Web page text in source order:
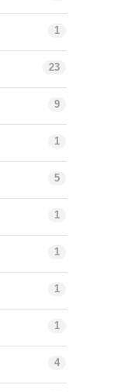
1
23
9
1
5
1
1
1
1
4